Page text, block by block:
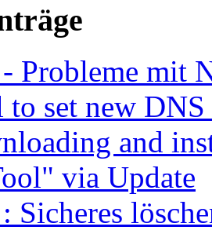
Probleme mit
to set new
and
via Update
Sicheres